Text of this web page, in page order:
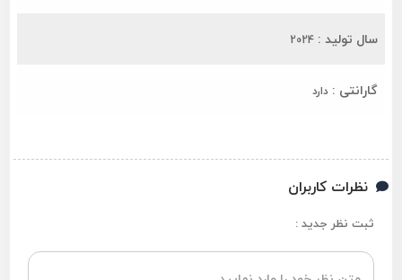
سال تولید : 2024
گارانتی : دارد
نظرات کاربران
ثبت نظر جدید :